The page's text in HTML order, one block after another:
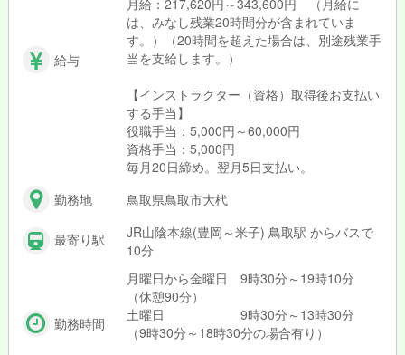
給与
月給：217,620円～343,600円 （月給に
は、みなし残業20時間分が含まれていま
す。）（20時間を超えた場合は、別途残業手
当を支給します。）
【インストラクター（資格）取得後お支払い
する手当】
役職手当：5,000円～60,000円
資格手当：5,000円
毎月20日締め。翌月5日支払い。
勤務地
鳥取県鳥取市大杙
最寄り駅
JR山陰本線(豊岡～米子) 鳥取駅 からバスで
10分
勤務時間
月曜日から金曜日 9時30分～19時10分
（休憩90分）
土曜日 9時30分～13時30分
（9時30分～18時30分の場合有り）